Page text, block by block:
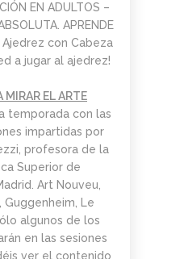
EN ADULTOS –
APRENDE
Ajedrez con Cabeza
a jugar al ajedrez!
MIRAR EL ARTE
temporada con las
impartidas por
profesora de la
Superior de
Art Nouveu,
Guggenheim, Le
algunos de los
en las sesiones
ver el contenido